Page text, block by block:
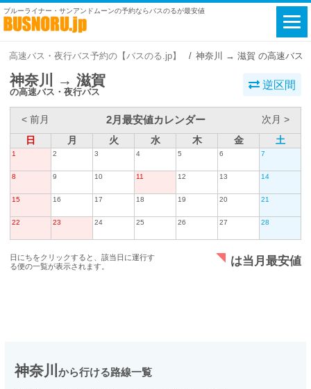
ブルーライナー・サンアンドムーンの予約ならバスのるが最安値
高速バス・夜行バス予約の【バスのる.jp】 神奈川 → 滋賀 の高速バス
神奈川 → 滋賀
の高速バス・夜行バス
逆区間
< 前月 2月最安値カレンダー
次月 >
日
月 火 水 木 金 土
1 2 3 4 5 6 7
8 9 10 11 12 13 14
15 16 17 18 19 20 21
22 23 24 25 26 27 28
日にちをクリックすると、該当日に運行す
る便の一覧が表示されます。
は当月最安値
神奈川 から行ける路線一覧